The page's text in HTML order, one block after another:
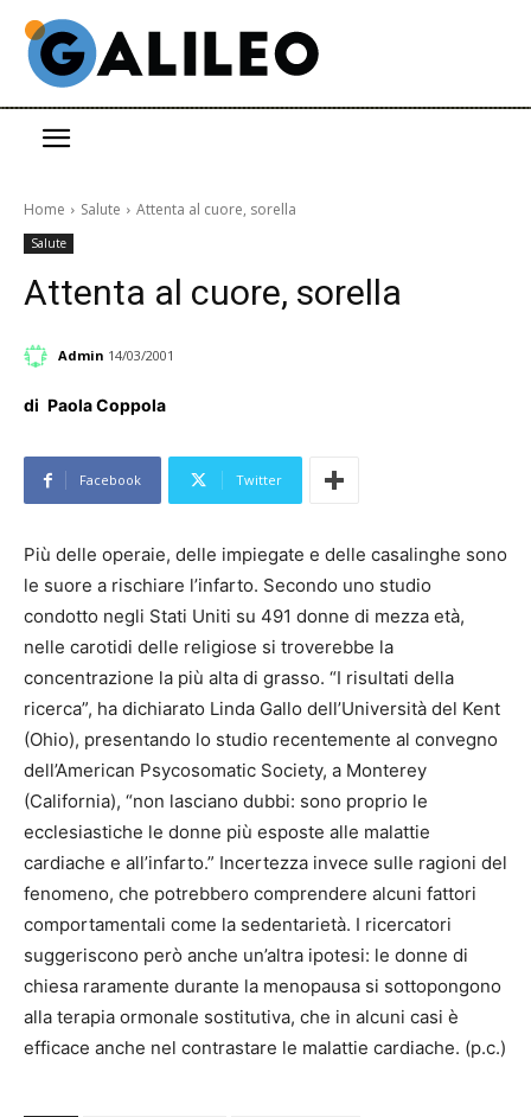
Home Salute Attenta al cuore, sorella
Salute
Attenta al cuore, sorella
Admin 14/03/2001
di Paola Coppola
Facebook Twitter
Più delle operaie, delle impiegate e delle casalinghe sono
le suore a rischiare l’infarto. Secondo uno studio
condotto negli Stati Uniti su 491 donne di mezza età,
nelle carotidi delle religiose si troverebbe la
concentrazione la più alta di grasso. “I risultati della
ricerca”, ha dichiarato Linda Gallo dell’Università del Kent
(Ohio), presentando lo studio recentemente al convegno
dell’American Psycosomatic Society, a Monterey
(California), “non lasciano dubbi: sono proprio le
ecclesiastiche le donne più esposte alle malattie
cardiache e all’infarto.” Incertezza invece sulle ragioni del
fenomeno, che potrebbero comprendere alcuni fattori
comportamentali come la sedentarietà. I ricercatori
suggeriscono però anche un’altra ipotesi: le donne di
chiesa raramente durante la menopausa si sottopongono
alla terapia ormonale sostitutiva, che in alcuni casi è
efficace anche nel contrastare le malattie cardiache. (p.c.)